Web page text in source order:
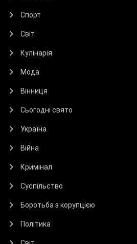
Спорт
Світ
Кулінарія
Мода
Вінниця
Сьогодні свято
Україна
Війна
Кримінал
Суспільство
Боротьба з корупцією
Політика